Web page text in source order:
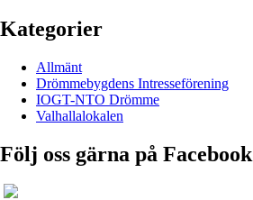
Kategorier
Allmänt
Drömmebygdens Intresseförening
IOGT-NTO Drömme
Valhallalokalen
Följ oss gärna på Facebook